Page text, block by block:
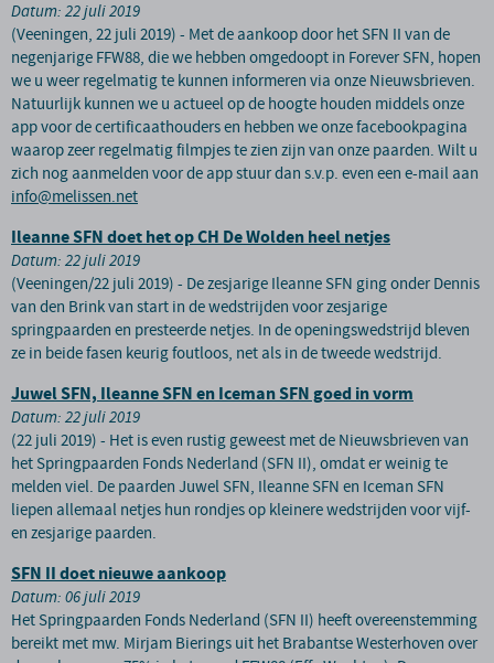
Datum: 22 juli 2019
(Veeningen, 22 juli 2019) - Met de aankoop door het SFN II van de
negenjarige FFW88, die we hebben omgedoopt in Forever SFN, hopen
we u weer regelmatig te kunnen informeren via onze Nieuwsbrieven.
Natuurlijk kunnen we u actueel op de hoogte houden middels onze
app voor de certificaathouders en hebben we onze facebookpagina
waarop zeer regelmatig filmpjes te zien zijn van onze paarden. Wilt u
zich nog aanmelden voor de app stuur dan s.v.p. even een e-mail aan
info@melissen.net
Ileanne SFN doet het op CH De Wolden heel netjes
Datum: 22 juli 2019
(Veeningen/22 juli 2019) - De zesjarige Ileanne SFN ging onder Dennis
van den Brink van start in de wedstrijden voor zesjarige
springpaarden en presteerde netjes. In de openingswedstrijd bleven
ze in beide fasen keurig foutloos, net als in de tweede wedstrijd.
Juwel SFN, Ileanne SFN en Iceman SFN goed in vorm
Datum: 22 juli 2019
(22 juli 2019) - Het is even rustig geweest met de Nieuwsbrieven van
het Springpaarden Fonds Nederland (SFN II), omdat er weinig te
melden viel. De paarden Juwel SFN, Ileanne SFN en Iceman SFN
liepen allemaal netjes hun rondjes op kleinere wedstrijden voor vijf-
en zesjarige paarden.
SFN II doet nieuwe aankoop
Datum: 06 juli 2019
Het Springpaarden Fonds Nederland (SFN II) heeft overeenstemming
bereikt met mw. Mirjam Bierings uit het Brabantse Westerhoven over